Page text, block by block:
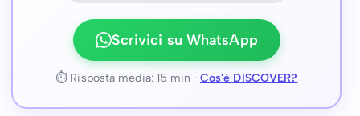
Scrivici su WhatsApp
⏱ Risposta media: 15 min · Cos'è DISCOVER?